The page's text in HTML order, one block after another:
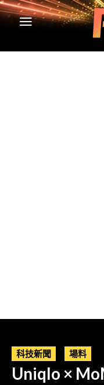
科技新聞 場料
Uniqlo ×